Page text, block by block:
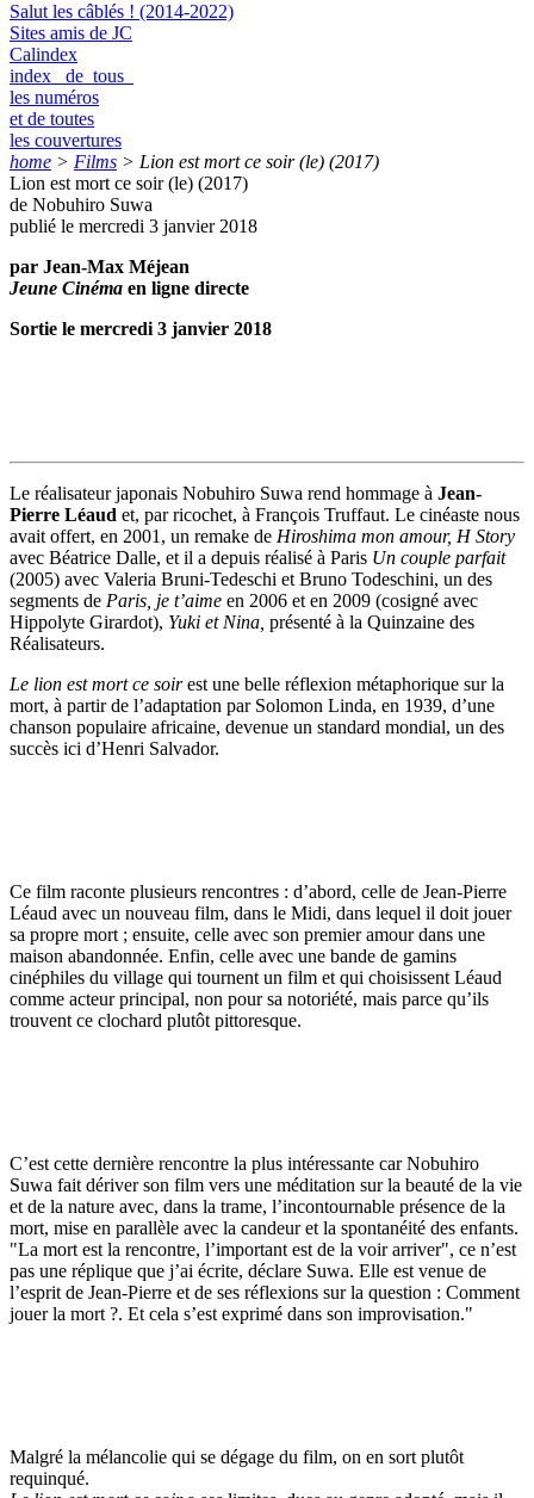
Salut les câblés ! (2014-2022)
Sites amis de JC
Calindex
index de tous
les numéros
et de toutes
les couvertures
home > Films > Lion est mort ce soir (le) (2017)
Lion est mort ce soir (le) (2017)
de Nobuhiro Suwa
publié le mercredi 3 janvier 2018
par Jean-Max Méjean
Jeune Cinéma en ligne directe
Sortie le mercredi 3 janvier 2018
Le réalisateur japonais Nobuhiro Suwa rend hommage à Jean-
Pierre Léaud et, par ricochet, à François Truffaut. Le cinéaste nous
avait offert, en 2001, un remake de Hiroshima mon amour, H Story
avec Béatrice Dalle, et il a depuis réalisé à Paris Un couple parfait
(2005) avec Valeria Bruni-Tedeschi et Bruno Todeschini, un des
segments de Paris, je t’aime en 2006 et en 2009 (cosigné avec
Hippolyte Girardot), Yuki et Nina, présenté à la Quinzaine des
Réalisateurs.
Le lion est mort ce soirest une belle réflexion métaphorique sur la
mort, à partir de l’adaptation par Solomon Linda, en 1939, d’une
chanson populaire africaine, devenue un standard mondial, un des
succès ici d’Henri Salvador.
Ce film raconte plusieurs rencontres : d’abord, celle de Jean-Pierre
Léaud avec un nouveau film, dans le Midi, dans lequel il doit jouer
sa propre mort ; ensuite, celle avec son premier amour dans une
maison abandonnée. Enfin, celle avec une bande de gamins
cinéphiles du village qui tournent un film et qui choisissent Léaud
comme acteur principal, non pour sa notoriété, mais parce qu’ils
trouvent ce clochard plutôt pittoresque.
C’est cette dernière rencontre la plus intéressante car Nobuhiro
Suwa fait dériver son film vers une méditation sur la beauté de la vie
et de la nature avec, dans la trame, l’incontournable présence de la
mort, mise en parallèle avec la candeur et la spontanéité des enfants.
"La mort est la rencontre, l’important est de la voir arriver", ce n’est
pas une réplique que j’ai écrite, déclare Suwa. Elle est venue de
l’esprit de Jean-Pierre et de ses réflexions sur la question : Comment
jouer la mort ?. Et cela s’est exprimé dans son improvisation."
Malgré la mélancolie qui se dégage du film, on en sort plutôt
requinqué.